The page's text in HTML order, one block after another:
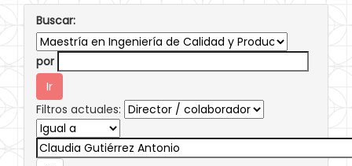
Buscar:
por
Filtros actuales: